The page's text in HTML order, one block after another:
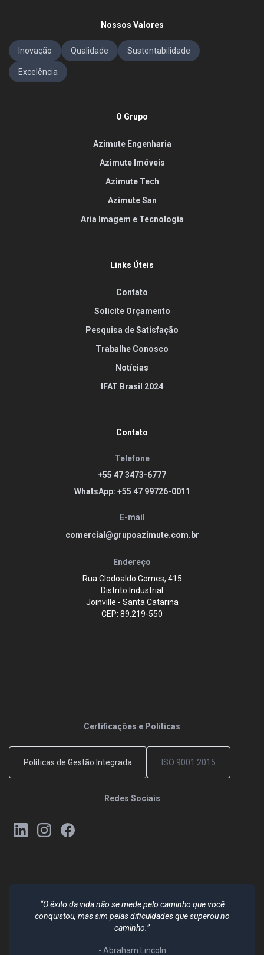
Nossos Valores
Inovação Qualidade Sustentabilidade
Excelência
O Grupo
Azimute Engenharia
Azimute Imóveis
Azimute Tech
Azimute San
Aria Imagem e Tecnologia
Links Úteis
Contato
Solicite Orçamento
Pesquisa de Satisfação
Trabalhe Conosco
Notícias
IFAT Brasil 2024
Contato
Telefone
+55 47 3473-6777
WhatsApp: +55 47 99726-0011
E-mail
comercial@grupoazimute.com.br
Endereço
Rua Clodoaldo Gomes, 415
Distrito Industrial
Joinville - Santa Catarina
CEP: 89.219-550
Certificações e Políticas
Políticas de Gestão Integrada ISO 9001:2015
Redes Sociais
“O êxito da vida não se mede pelo caminho que você
conquistou, mas sim pelas dificuldades que superou no
caminho.”
- Abraham Lincoln